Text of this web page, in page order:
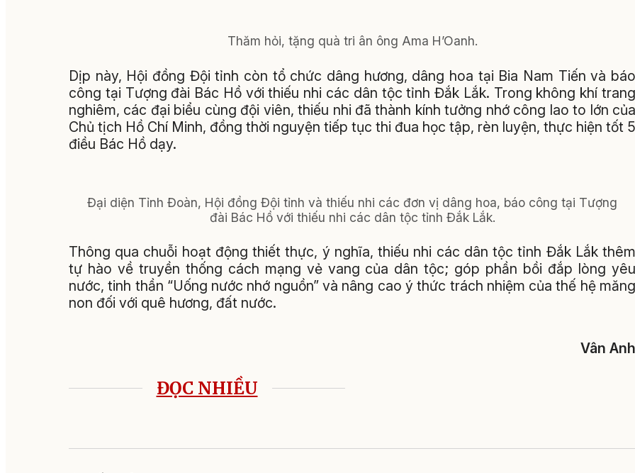
Thăm hỏi, tặng quà tri ân ông Ama H’Oanh.
Dịp này, Hội đồng Đội tỉnh còn tổ chức dâng hương, dâng hoa tại Bia Nam Tiến và báo
công tại Tượng đài Bác Hồ với thiếu nhi các dân tộc tỉnh Đắk Lắk. Trong không khí trang
nghiêm, các đại biểu cùng đội viên, thiếu nhi đã thành kính tưởng nhớ công lao to lớn của
Chủ tịch Hồ Chí Minh, đồng thời nguyện tiếp tục thi đua học tập, rèn luyện, thực hiện tốt 5
điều Bác Hồ dạy.
Đại diện Tỉnh Đoàn, Hội đồng Đội tỉnh và thiếu nhi các đơn vị dâng hoa, báo công tại Tượng
đài Bác Hồ với thiếu nhi các dân tộc tỉnh Đắk Lắk.
Thông qua chuỗi hoạt động thiết thực, ý nghĩa, thiếu nhi các dân tộc tỉnh Đắk Lắk thêm
tự hào về truyền thống cách mạng vẻ vang của dân tộc; góp phần bồi đắp lòng yêu
nước, tinh thần “Uống nước nhớ nguồn” và nâng cao ý thức trách nhiệm của thế hệ măng
non đối với quê hương, đất nước.
Vân Anh
ĐỌC NHIỀU